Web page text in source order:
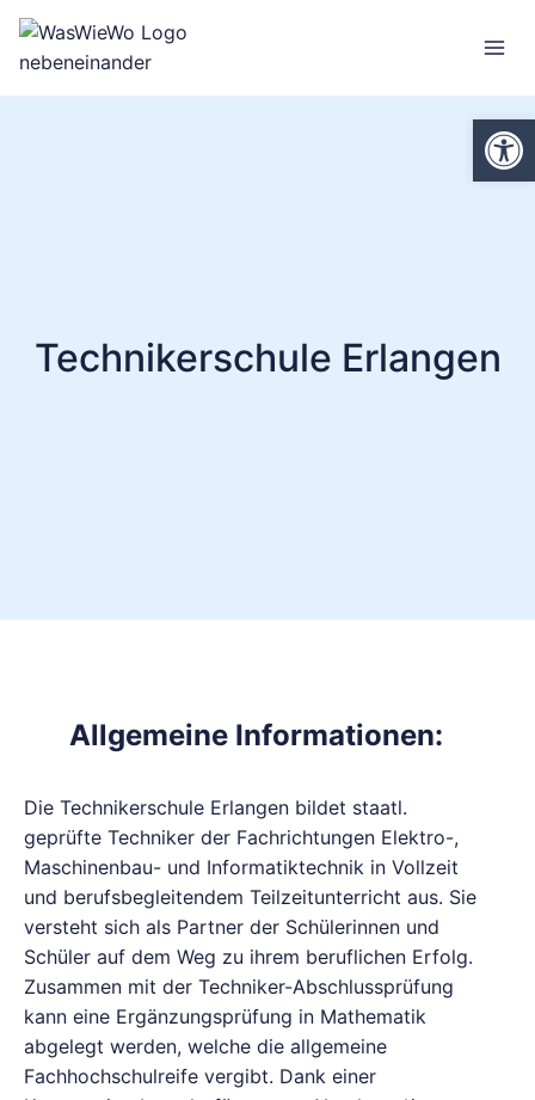
Zum
Inhalt
springen
Technikerschule Erlangen
Allgemeine Informationen:
Die Technikerschule Erlangen bildet staatl.
geprüfte Techniker der Fachrichtungen Elektro-,
Maschinenbau- und Informatiktechnik in Vollzeit
und berufsbegleitendem Teilzeitunterricht aus. Sie
versteht sich als Partner der Schülerinnen und
Schüler auf dem Weg zu ihrem beruflichen Erfolg.
Zusammen mit der Techniker-Abschlussprüfung
kann eine Ergänzungsprüfung in Mathematik
abgelegt werden, welche die allgemeine
Fachhochschulreife vergibt. Dank einer